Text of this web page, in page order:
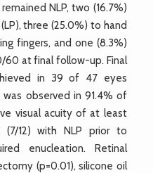
NLP, two (16.7%)
three (25.0%) to hand
fingers, and one (8.3%)
60 at final follow-up. Final
in 39 of 47 eyes
observed in 91.4% of
visual acuity of at least
12) with NLP prior to
enucleation. Retinal
(p=0.01), silicone oil